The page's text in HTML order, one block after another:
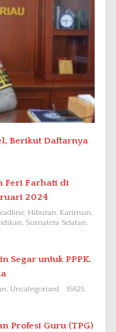
Berikut Daftarnya
Feri Farhati di
2024
Hiburan, Karimun,
Sumatera Selatan,
Segar untuk PPPK.
Uncategorized
15625
Profesi Guru (TPG)